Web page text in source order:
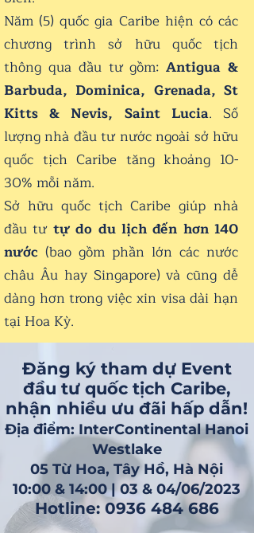
Năm (5) quốc gia Caribe hiện có các
chương trình sở hữu quốc tịch
thông qua đầu tư gồm:Antigua &
Barbuda, Dominica, Grenada, St
Kitts & Nevis, Saint Lucia. Số
lượng nhà đầu tư nước ngoài sở hữu
quốc tịch Caribe tăng khoảng 10-
30% mỗi năm.
Sở hữu quốc tịch Caribe giúp nhà
đầu tư tự do du lịch đến hơn 140
nước (bao gồm phần lớn các nước
châu Âu hay Singapore) và cũng dễ
dàng hơn trong việc xin visa dài hạn
tại Hoa Kỳ.
Đăng ký tham dự Event
đầu tư quốc tịch Caribe,
nhận nhiều ưu đãi hấp dẫn!
Địa điểm: InterContinental Hanoi
Westlake
05 Từ Hoa, Tây Hồ, Hà Nội
10:00 & 14:00 | 03 & 04/06/2023
Hotline: 0936 484 686